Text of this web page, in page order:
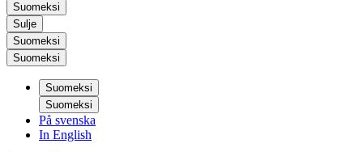
Suomeksi
Sulje
Suomeksi
Suomeksi
Suomeksi
Suomeksi
På svenska
In English